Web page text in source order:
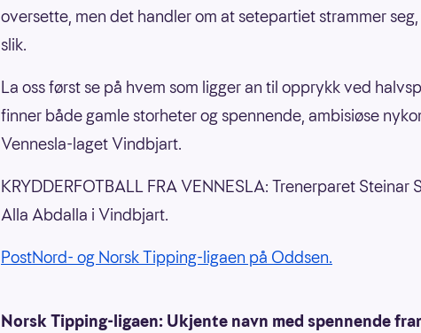
oversette, men det handler om at setepartiet strammer
slik.
La oss først se på hvem som ligger an til opprykk ved
finner både gamle storheter og spennende, ambisiøse
Vennesla-laget Vindbjart.
KRYDDERFOTBALL FRA VENNESLA: Trenerparet Steinar
Alla Abdalla i Vindbjart.
PostNord- og Norsk Tipping-ligaen på Oddsen.
Norsk Tipping-ligaen: Ukjente navn med spennende